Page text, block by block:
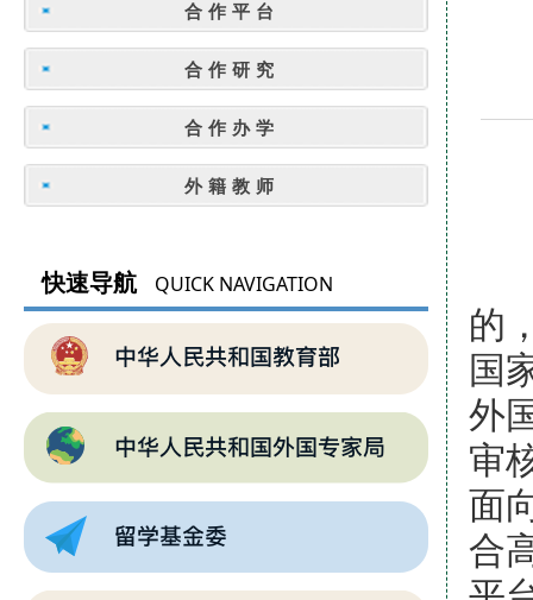
合作平台
合作研究
合作办学
外籍教师
快速导航 QUICK NAVIGATION
的
国
外
审
面
合